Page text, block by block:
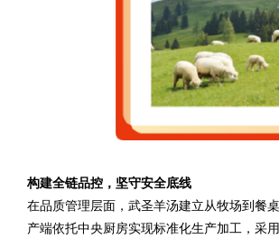
构建全链品控，坚守安全底线
在品质管理层面，武圣羊汤建立从牧场到餐
产端依托中央厨房实现标准化生产加工，采